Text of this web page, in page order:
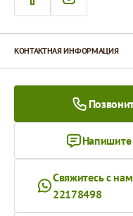
КОНТАКТНАЯ ИНФОРМАЦИЯ
Свяжитесь с
22178498